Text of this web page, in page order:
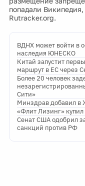
попадали
Rutracker.org.
ВДНХ может войти в
наследия ЮНЕСКО
Китай запустит
маршрут в ЕС через
Более 20 человек
Сити»
Минздрав добавил в
«Флит Лизинг»
Сенат США одобрил
санкций против РФ